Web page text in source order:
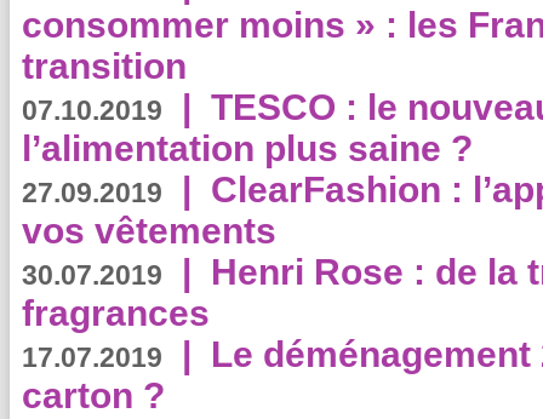
consommer moins » : les
transition
07.10.2019 | TESCO : le
l’alimentation plus saine ?
27.09.2019 | ClearFashion :
vos vêtements
30.07.2019 | Henri Rose : de la
fragrances
17.07.2019 | Le
carton ?